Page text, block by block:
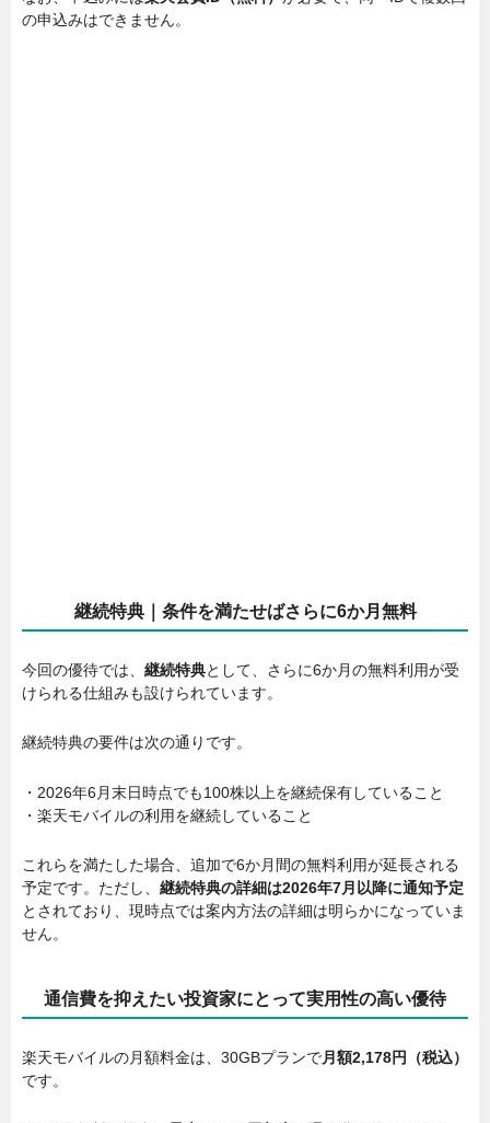
の申込みはできません。
継続特典｜条件を満たせばさらに6か月無料
今回の優待では、 継続特典として、さらに6か月の無料利用が受
けられる仕組みも設けられています。
継続特典の要件は次の通りです。
・2026年6月末日時点でも100株以上を継続保有していること
・楽天モバイルの利用を継続していること
これらを満たした場合、追加で6か月間の無料利用が延長される
予定です。ただし、 継続特典の詳細は2026年7月以降に通知予定
とされており、現時点では案内方法の詳細は明らかになっていま
せん。
通信費を抑えたい投資家にとって実用性の高い優待
楽天モバイルの月額料金は、30GBプランで月額2,178円（税込）
です。